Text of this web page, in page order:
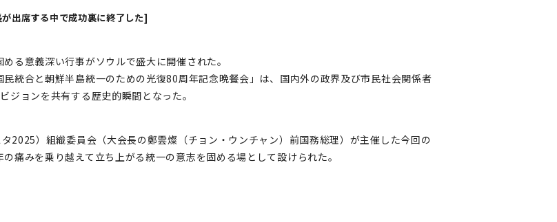
出席する中で成功裏に終了した]
る意義深い行事がソウルで盛大に開催された。
統合と朝鮮半島統一のための光復80周年記念晩餐会」は、国内外の政界及び市民社会関係者
ョンを共有する歴史的瞬間となった。
2025）組織委員会（大会長の鄭雲燦（チョン・ウンチャン）前国務総理）が主催した今回の
痛みを乗り越えて立ち上がる統一の意志を固める場として設けられた。